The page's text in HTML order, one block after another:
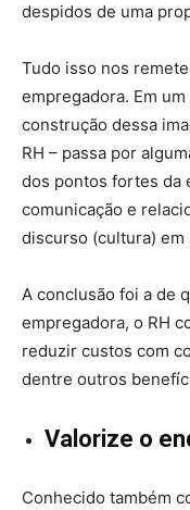
despidos de uma
Tudo isso nos
empregadora. Em
construção dessa
RH – passa por
dos pontos fortes da
comunicação e
discurso (cultura) em
A conclusão foi a de
empregadora, o RH
reduzir custos com
dentre outros
Valorize o
Conhecido também